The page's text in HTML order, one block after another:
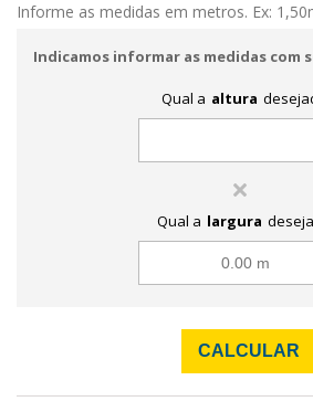
Informe as medidas em metros. Ex:
Indicamos informar as medidas com
Qual a altura
Qual a largura
CALCULAR